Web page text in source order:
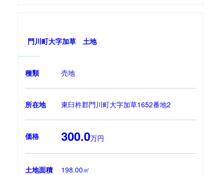
門川町大字加草 土地
種類 売地
所在地 東臼杵郡門川町大字加草1652番地2
価格 300.0万円
土地面積 198.00㎡